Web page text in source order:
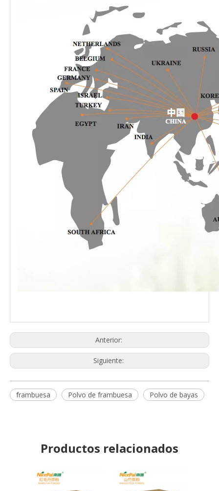
Anterior:
Siguiente:
frambuesa Polvo de frambuesa Polvo de bayas
Productos relacionados